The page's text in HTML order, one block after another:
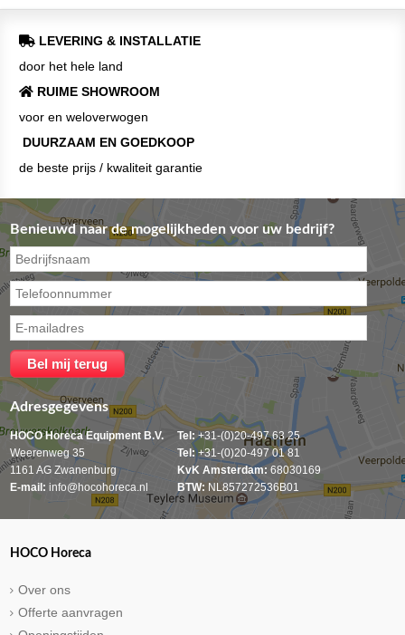
LEVERING & INSTALLATIE
door het hele land
RUIME SHOWROOM
voor en weloverwogen
DUURZAAM EN GOEDKOOP
de beste prijs / kwaliteit garantie
Benieuwd naar de mogelijkheden voor uw bedrijf?
Adresgegevens
HOCO Horeca Equipment B.V.
Weerenweg 35
1161 AG Zwanenburg
E-mail: info@hocohoreca.nl
Tel: +31-(0)20-497 63 25
Tel:+31-(0)20-497 01 81
KvK Amsterdam: 68030169
BTW: NL857272536B01
HOCO Horeca
Over ons
Offerte aanvragen